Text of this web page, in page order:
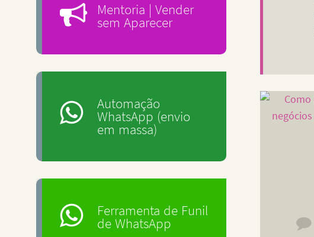
Mentoria | Vender
sem Aparecer
Automação
WhatsApp (envio
em massa)
Ferramenta de Funil
de WhatsApp